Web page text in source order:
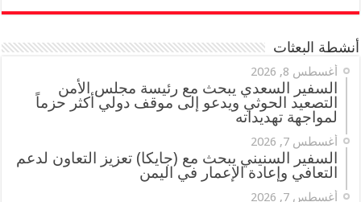
أنشطة البعثات
أغسطس 8, 2026
السفير السعدي يبحث مع رئيسة مجلس الأمن
التصعيد الحوثي ويدعو إلى موقف دولي أكثر حزماً
لمواجهة تهديداته
أغسطس 7, 2026
السفير السنيني يبحث مع (جايكا) تعزيز التعاون لدعم
التعافي وإعادة الإعمار في اليمن
أغسطس 7, 2026